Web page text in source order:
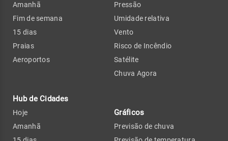
Amanhã
Fim de semana
15 dias
Praias
Aeroportos
Hub de Cidades
Hoje
Amanhã
Pressão
Umidade relativa
Vento
Risco de Incêndio
Satélite
Chuva Agora
Gráficos
Previsão de chuva